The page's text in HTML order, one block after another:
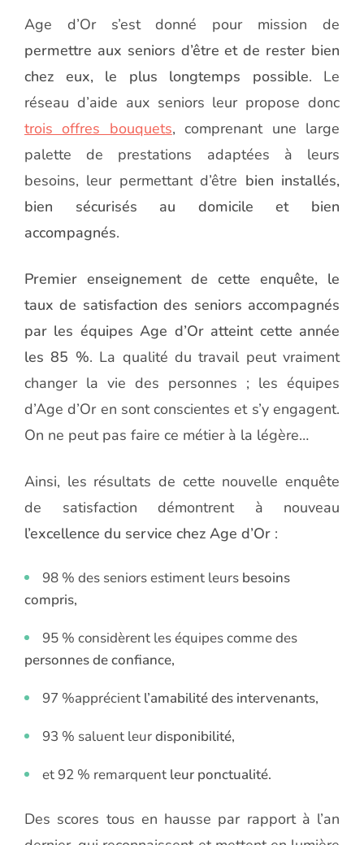
Age d’Or s’est donné pour mission de
permettre aux seniors d’être et de rester bien
chez eux, le plus longtemps possible. Le
réseau d’aide aux seniors leur propose donc
trois offres bouquets, comprenant une large
palette de prestations adaptées à leurs
besoins, leur permettant d’être bien installés,
bien sécurisés au domicile et bien
accompagnés.
Premier enseignement de cette enquête, le
taux de satisfaction des seniors accompagnés
par les équipes Age d’Or atteint cette année
les 85 %. La qualité du travail peut vraiment
changer la vie des personnes ; les équipes
d’Age d’Or en sont conscientes et s’y engagent.
On ne peut pas faire ce métier à la légère…
Ainsi, les résultats de cette nouvelle enquête
de satisfaction démontrent à nouveau
l’excellence du service chez Age d’Or :
98 % des seniors estiment leurs besoins
compris,
95 % considèrent les équipes comme des
personnes de confiance,
97 %apprécient l’amabilité des intervenants,
93 % saluent leurdisponibilité,
et 92 % remarquent leur ponctualité.
Des scores tous en hausse par rapport à l’an